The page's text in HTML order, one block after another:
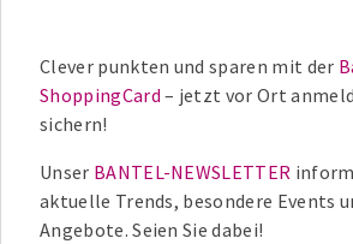
Clever punkten und sparen mit der
ShoppingCard – jetzt vor Ort
sichern!
Unser BANTEL-NEWSLETTER
aktuelle Trends, besondere Events
Angebote. Seien Sie dabei!